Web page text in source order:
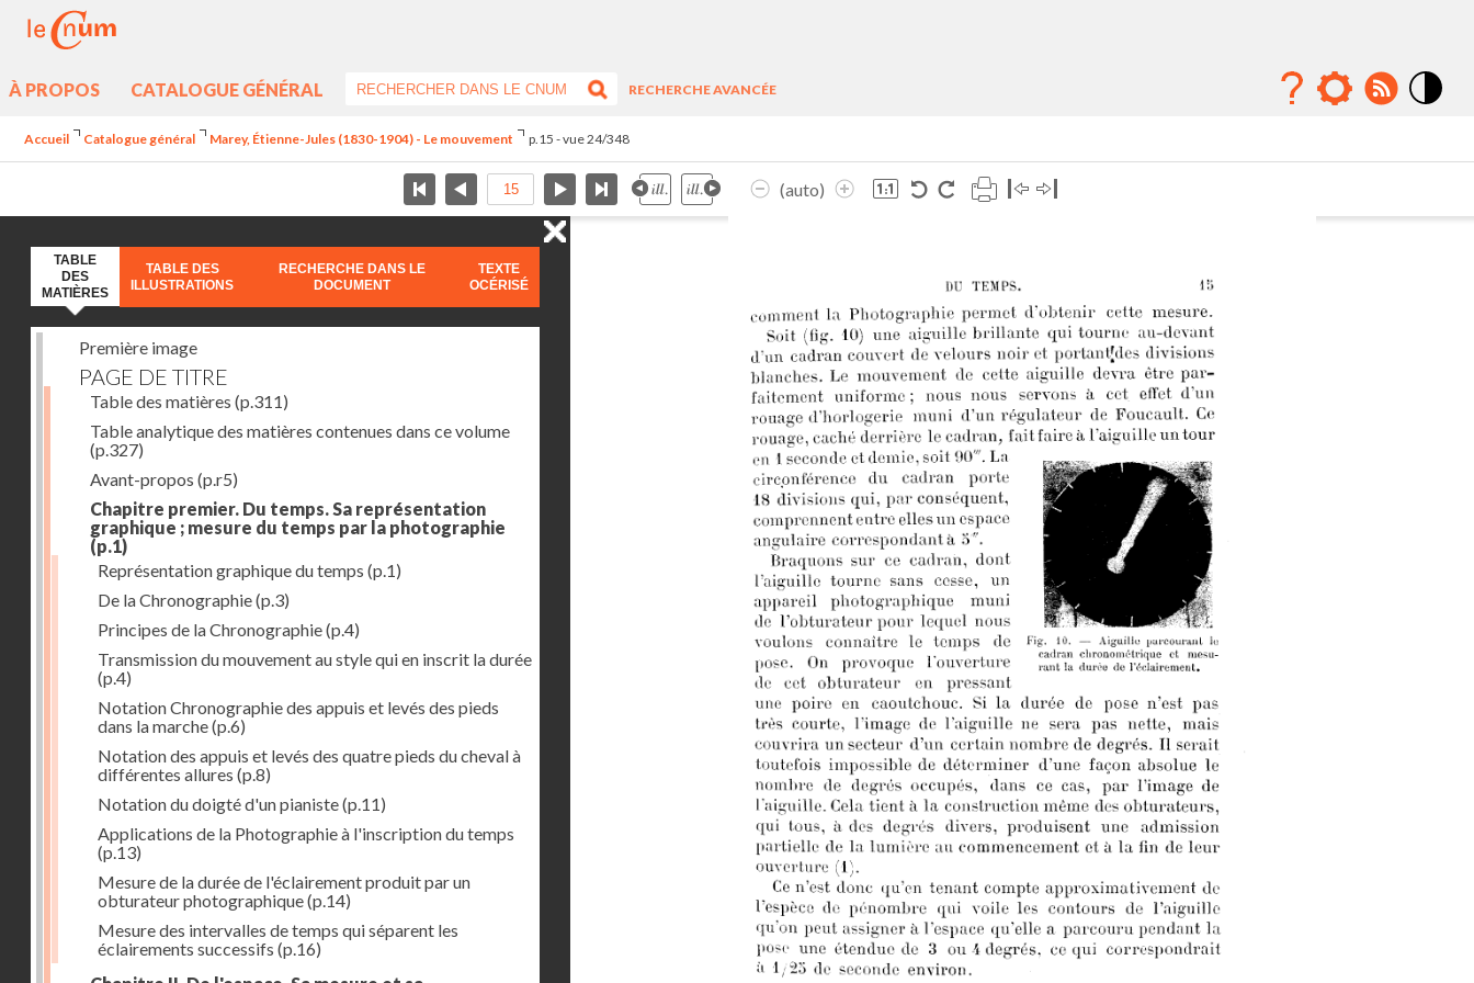
À PROPOS CATALOGUE GÉNÉRAL
RECHERCHE AVANCÉE
Accueil Catalogue général Marey, Étienne-Jules (1830-1904) - Le mouvement p.15 - vue 24/348
(auto)
TABLE
DES
MATIÈRES
TABLE DES
ILLUSTRATIONS
RECHERCHE DANS LE
DOCUMENT
TEXTE
OCÉRISÉ
Première image
PAGE DE TITRE
Table des matières (p.311)
Table analytique des matières contenues dans ce volume
(p.327)
Avant-propos (p.r5)
Chapitre premier. Du temps. Sa représentation
graphique ; mesure du temps par la photographie
(p.1)
Représentation graphique du temps (p.1)
De la Chronographie(p.3)
Principes de la Chronographie(p.4)
Transmission du mouvement au style qui en inscrit la durée
(p.4)
Notation Chronographie des appuis et levés des pieds
dans la marche(p.6)
Notation des appuis et levés des quatre pieds du cheval à
différentes allures (p.8)
Notation du doigté d'un pianiste(p.11)
Applications de la Photographie à l'inscription du temps
(p.13)
Mesure de la durée de l'éclairement produit par un
obturateur photographique(p.14)
Mesure des intervalles de temps qui séparent les
éclairements successifs (p.16)